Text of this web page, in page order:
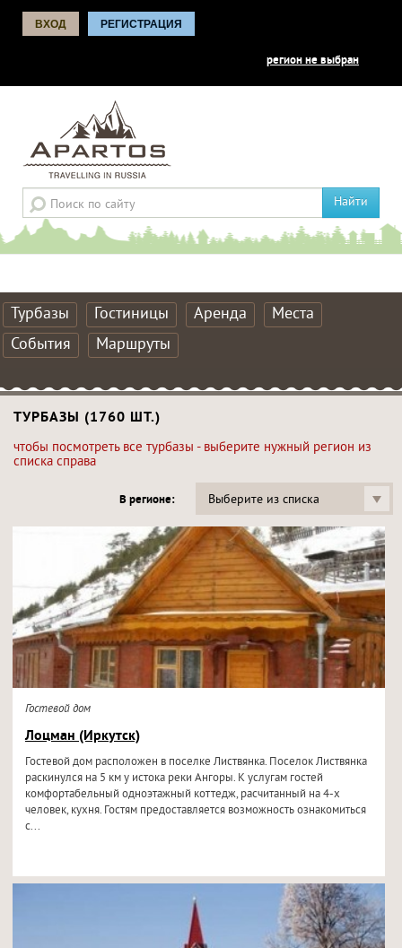
ВХОД РЕГИСТРАЦИЯ
регион не выбран
Найти
Турбазы Гостиницы Аренда
Места
События
Маршруты
ТУРБАЗЫ (1760 ШТ.)
чтобы посмотреть все турбазы - выберите нужный регион из
списка справа
В регионе: Выберите из списка
Гостевой дом
Лоцман (Иркутск)
Гостевой дом расположен в поселке Листвянка. Поселок Листвянка
раскинулся на 5 км у истока реки Ангоры. К услугам гостей
комфортабельный одноэтажный коттедж, расчитанный на 4-х
человек, кухня. Гостям предоставляется возможность ознакомиться
с...